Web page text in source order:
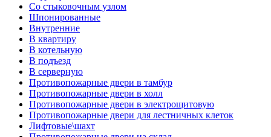
Со стыковочным узлом
Шпонированные
Внутренние
В квартиру
В котельную
В подъезд
В серверную
Противопожарные двери в тамбур
Противопожарные двери в холл
Противопожарные двери в электрощитовую
Противопожарные двери для лестничных клеток
Лифтовые\шахт